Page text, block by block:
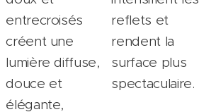
entrecroisés
créent une
lumière diffuse,
douce et
élégante,
reflets et
rendent la
surface plus
spectaculaire.